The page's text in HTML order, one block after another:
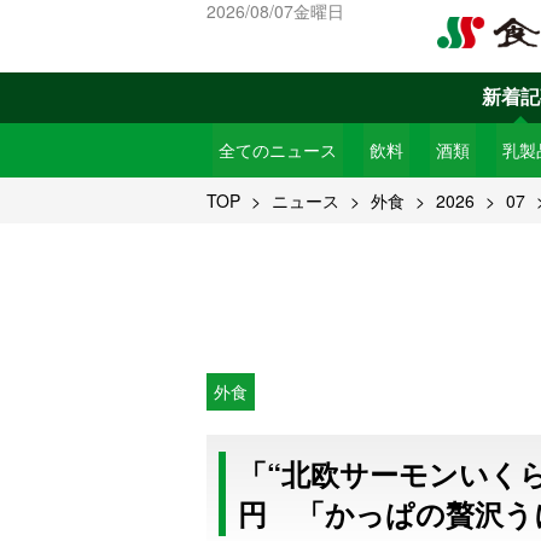
2026/08/07金曜日
新着
全てのニュース 飲料 酒類 乳製
TOP ニュース 外食 2026 07
外食
「“北欧サーモンい
円 「かっぱの贅沢う